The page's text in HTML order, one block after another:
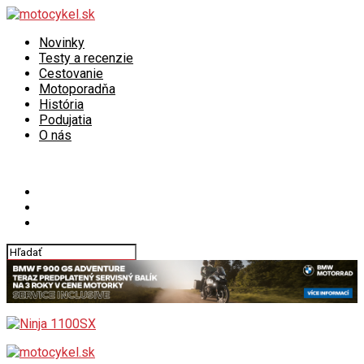
Novinky
Testy a recenzie
Cestovanie
Motoporadňa
História
Podujatia
O nás